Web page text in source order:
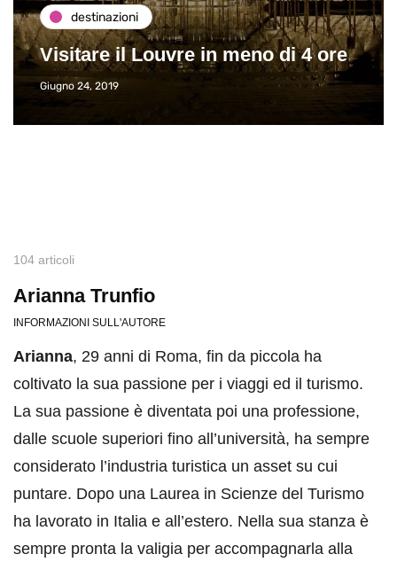
destinazioni
Visitare il Louvre in meno di 4 ore
Giugno 24, 2019
104 articoli
Arianna Trunfio
INFORMAZIONI SULL'AUTORE
Arianna, 29 anni di Roma, fin da piccola ha
coltivato la sua passione per i viaggi ed il turismo.
La sua passione è diventata poi una professione,
dalle scuole superiori fino all’università, ha sempre
considerato l’industria turistica un asset su cui
puntare. Dopo una Laurea in Scienze del Turismo
ha lavorato in Italia e all’estero. Nella sua stanza è
sempre pronta la valigia per accompagnarla alla